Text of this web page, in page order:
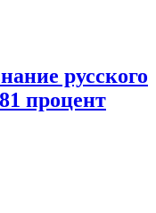
русского
процент